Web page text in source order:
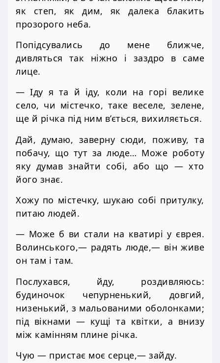
як степ, як дим, як далека блакить
прозорого неба.
Попідсувались до мене ближче,
дивляться так ніжно і заздро в саме
лице.
— Іду я та й іду, коли на горі велике
село, чи містечко, таке веселе, зелене,
ще й річка під ним в’ється, вихиляється.
Дай, думаю, заверну сюди, поживу, та
побачу, що тут за люде… Може роботу
яку думав знайти собі, або що — хто
його знає.
Хожу по містечку, шукаю собі притулку,
питаю людей.
— Може б ви стали на кватирі у єврея.
Волинського,— радять люде,— він живе
он там і там.
Послухався, йду, роздивляюсь:
будиночок чепурненький, довгий,
низенький, з мальованими оболонками;
під вікнами — кущі та квітки, а внизу
між камінням плине річка.
Чую — пристає моє серце,— зайду.